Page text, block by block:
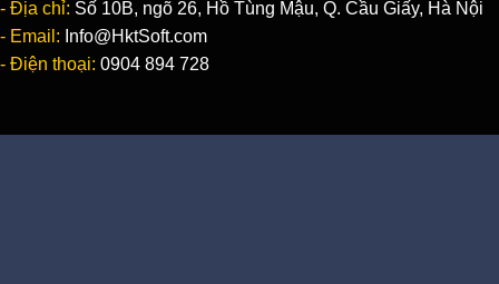
- Địa chỉ: Số 10B, ngõ 26, Hồ Tùng Mậu, Q. Cầu Giấy, Hà Nội
- Email: Info@HktSoft.com
- Điện thoại: 0904 894 728